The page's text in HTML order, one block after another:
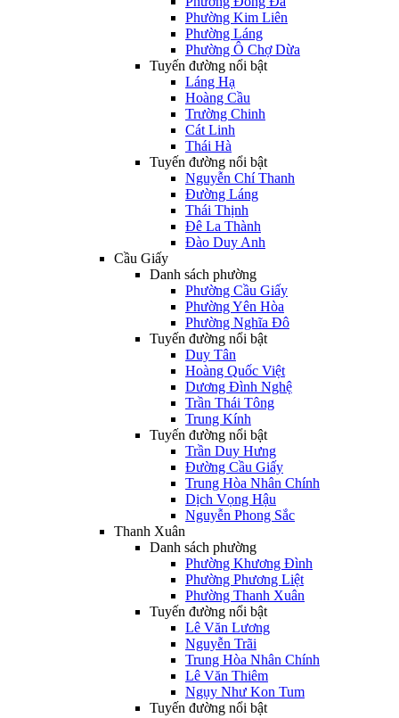
Phường Kim Liên
Phường Láng
Phường Ô Chợ Dừa
Tuyến đường nổi bật
Láng Hạ
Hoàng Cầu
Trường Chinh
Cát Linh
Thái Hà
Tuyến đường nổi bật
Nguyễn Chí Thanh
Đường Láng
Thái Thịnh
Đê La Thành
Đào Duy Anh
Cầu Giấy
Danh sách phường
Phường Cầu Giấy
Phường Yên Hòa
Phường Nghĩa Đô
Tuyến đường nổi bật
Duy Tân
Hoàng Quốc Việt
Dương Đình Nghệ
Trần Thái Tông
Trung Kính
Tuyến đường nổi bật
Trần Duy Hưng
Đường Cầu Giấy
Trung Hòa Nhân Chính
Dịch Vọng Hậu
Nguyễn Phong Sắc
Thanh Xuân
Danh sách phường
Phường Khương Đình
Phường Phương Liệt
Phường Thanh Xuân
Tuyến đường nổi bật
Lê Văn Lương
Nguyễn Trãi
Trung Hòa Nhân Chính
Lê Văn Thiêm
Ngụy Như Kon Tum
Tuyến đường nổi bật